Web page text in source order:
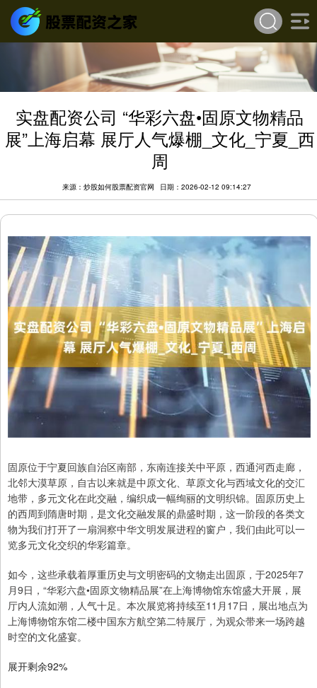
实盘配资公司 “华彩六盘•固原文物精品
展”上海启幕 展厅人气爆棚_文化_宁夏_西
周
来源：炒股如何股票配资官网 日期：2026-02-12 09:14:27
固原位于宁夏回族自治区南部，东南连接关中平原，西通河西走廊，
北邻大漠草原，自古以来就是中原文化、草原文化与西域文化的交汇
地带，多元文化在此交融，编织成一幅绚丽的文明织锦。固原历史上
的西周到隋唐时期，是文化交融发展的鼎盛时期，这一阶段的各类文
物为我们打开了一扇洞察中华文明发展进程的窗户，我们由此可以一
览多元文化交织的华彩篇章。
如今，这些承载着厚重历史与文明密码的文物走出固原，于2025年7
月9日，“华彩六盘•固原文物精品展”在上海博物馆东馆盛大开展，展
厅内人流如潮，人气十足。本次展览将持续至11月17日，展出地点为
上海博物馆东馆二楼中国东方航空第二特展厅，为观众带来一场跨越
时空的文化盛宴。
展开剩余92%